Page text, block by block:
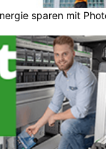
sparen mit